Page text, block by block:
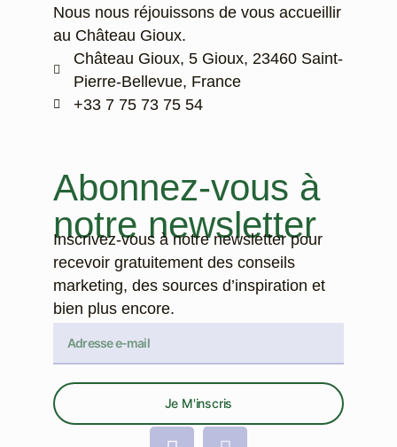
Nous nous réjouissons de vous accueillir
au Château Gioux.
Château Gioux, 5 Gioux, 23460 Saint-
Pierre-Bellevue, France
‭+33 7 75 73 75 54‬
Abonnez-vous à
notre newsletter
Inscrivez-vous à notre newsletter pour
recevoir gratuitement des conseils
marketing, des sources d’inspiration et
bien plus encore.
Je M'inscris